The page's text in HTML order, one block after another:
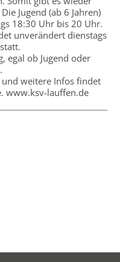
Jugend (ab 6 Jahren)
18:30 Uhr bis 20 Uhr.
unverändert dienstags
egal ob Jugend oder
weitere Infos findet
www.ksv-lauffen.de